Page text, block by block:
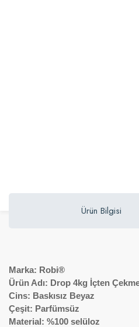
Ürün Bilgisi
Marka: Robi®
Ürün Adı: Drop 4kg İçten
Cins: Baskısız Beyaz
Çeşit: Parfümsüz
Material: %100 selüloz